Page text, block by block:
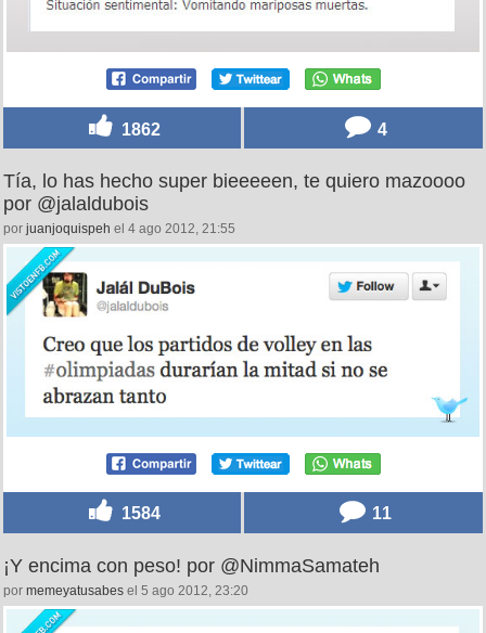
1862 4
Tía, lo has hecho super bieeeeen, te quiero mazoooo
por @jalaldubois
por juanjoquispeh el 4 ago 2012, 21:55
1584 11
¡Y encima con peso! por @NimmaSamateh
por memeyatusabes el 5 ago 2012, 23:20